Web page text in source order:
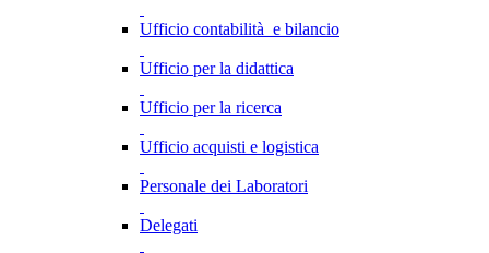
Ufficio contabilità e bilancio
Ufficio per la didattica
Ufficio per la ricerca
Ufficio acquisti e logistica
Personale dei Laboratori
Delegati